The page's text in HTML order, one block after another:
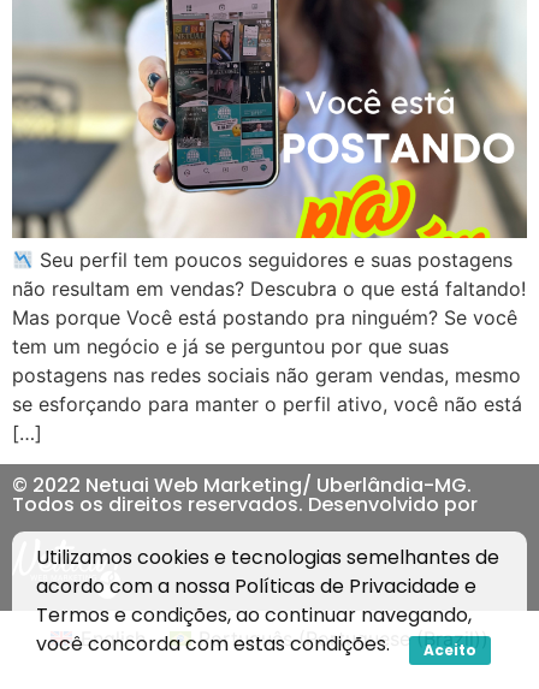
Seu perfil tem poucos seguidores e suas postagens
não resultam em vendas? Descubra o que está faltando!
Mas porque Você está postando pra ninguém? Se você
tem um negócio e já se perguntou por que suas
postagens nas redes sociais não geram vendas, mesmo
se esforçando para manter o perfil ativo, você não está
[…]
© 2022 Netuai Web Marketing/ Uberlândia-MG.
Todos os direitos reservados. Desenvolvido por
Utilizamos cookies e tecnologias semelhantes de
acordo com a nossa Políticas de Privacidadee
Termos e condições, ao continuar navegando,
você concorda com estas condições.
Aceito
English Português(Portuguese (Brazil))